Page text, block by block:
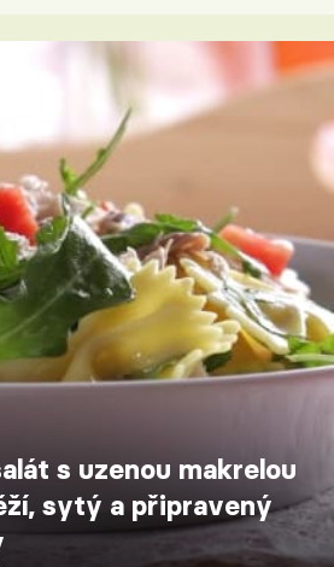
s uzenou makrelou
sytý a připravený